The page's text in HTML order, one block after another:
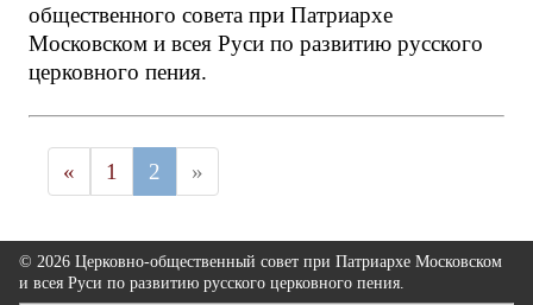
общественного совета при Патриархе
Московском и всея Руси по развитию русского
церковного пения.
« 1 2 »
© 2026 Церковно-общественный совет при Патриархе Московском
и всея Руси по развитию русского церковного пения.